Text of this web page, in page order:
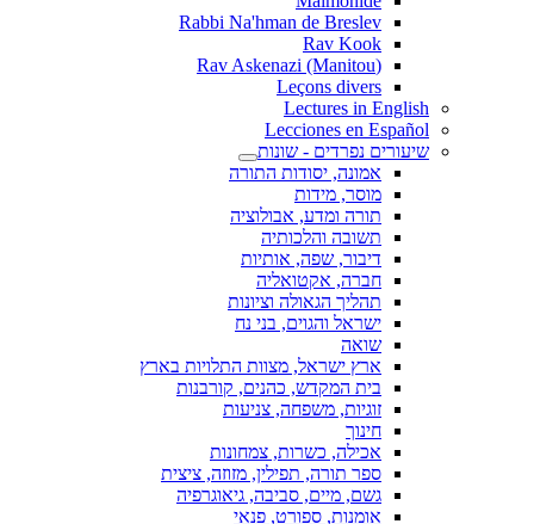
Rabbi Na'hman de Breslev
Rav Kook
(Rav Askenazi (Manitou
Leçons divers
Lectures in English
Lecciones en Español
שיעורים נפרדים - שונות
אמונה, יסודות התורה
מוסר, מידות
תורה ומדע, אבולוציה
תשובה והלכותיה
דיבור, שפה, אותיות
חברה, אקטואליה
תהליך הגאולה וציונות
ישראל והגוים, בני נח
שואה
ארץ ישראל, מצוות התלויות בארץ
בית המקדש, כהנים, קורבנות
זוגיות, משפחה, צניעות
חינוך
אכילה, כשרות, צמחונות
ספר תורה, תפילין, מזוזה, ציצית
גשם, מיים, סביבה, גיאוגרפיה
אומנות, ספורט, פנאי